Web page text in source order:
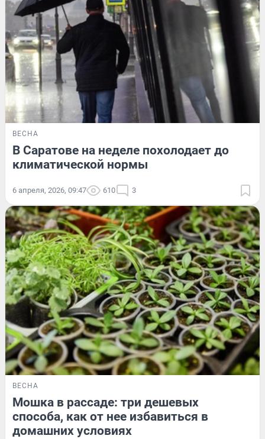
ВЕСНА
В Саратове на неделе похолодает до
климатической нормы
6 апреля, 2026, 09:47 610 3
ВЕСНА
Мошка в рассаде: три дешевых
способа, как от нее избавиться в
домашних условиях